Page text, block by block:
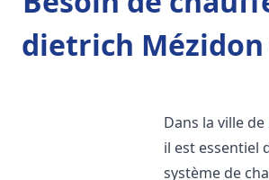
dietrich Mézidon
Dans la ville de
il est essentiel
système de